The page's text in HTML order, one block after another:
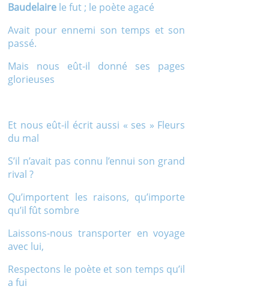
Baudelaire le fut ; le poète agacé
Avait pour ennemi son temps et son
passé.
Mais nous eût-il donné ses pages
glorieuses
Et nous eût-il écrit aussi « ses » Fleurs
du mal
S’il n’avait pas connu l’ennui son grand
rival ?
Qu’importent les raisons, qu’importe
qu’il fût sombre
Laissons-nous transporter en voyage
avec lui,
Respectons le poète et son temps qu’il
a fui